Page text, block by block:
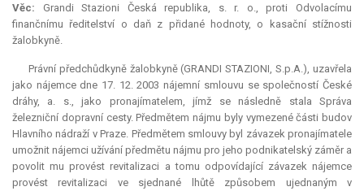
Věc: Grandi Stazioni Česká republika, s. r. o., proti Odvolacímu
finančnímu ředitelství o daň z přidané hodnoty, o kasační stížnosti
žalobkyně.
Právní předchůdkyně žalobkyně (GRANDI STAZIONI, S.p.A.), uzavřela
jako nájemce dne 17. 12. 2003 nájemní smlouvu se společností České
dráhy, a. s., jako pronajímatelem, jímž se následně stala Správa
železniční dopravní cesty. Předmětem nájmu byly vymezené části budov
Hlavního nádraží v Praze. Předmětem smlouvy byl závazek pronajímatele
umožnit nájemci užívání předmětu nájmu pro jeho podnikatelský záměr a
povolit mu provést revitalizaci a tomu odpovídající závazek nájemce
provést revitalizaci ve sjednané lhůtě způsobem ujednaným v